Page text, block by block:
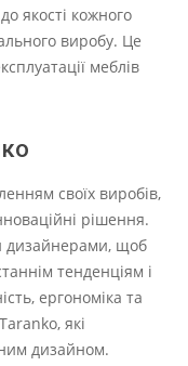
якості кожного
виробу. Це
меблів
своїх виробів,
рішення.
дизайнерами, щоб
тенденціям і
ергономіка та
які
дизайном.